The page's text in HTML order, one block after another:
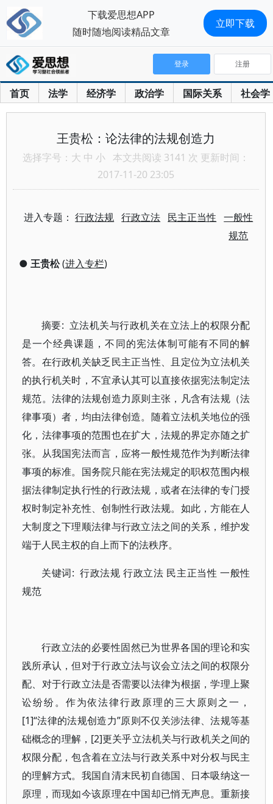
首页 法学 经济学 政治学 国际关系 社会学
登录 注册
王贵松：论法律的法规创造力
选择字号： 大 中 小 本文共阅读 3141 次 更新时间：
2017-11-20 23:05
进入专题：行政法规 行政立法 民主正当性
一般性
规范
● 王贵松(进入专栏)
摘要: 立法机关与行政机关在立法上的权限分配
是一个经典课题，不同的宪法体制可能有不同的解
答。在行政机关缺乏民主正当性、且定位为立法机关
的执行机关时，不宜承认其可以直接依据宪法制定法
规范。法律的法规创造力原则主张，凡含有法规（法
律事项）者，均由法律创造。随着立法机关地位的强
化，法律事项的范围也在扩大，法规的界定亦随之扩
张。从我国宪法而言，应将一般性规范作为判断法律
事项的标准。国务院只能在宪法规定的职权范围内根
据法律制定执行性的行政法规，或者在法律的专门授
权时制定补充性、创制性行政法规。如此，方能在人
大制度之下理顺法律与行政立法之间的关系，维护发
端于人民主权的自上而下的法秩序。
关键词: 行政法规 行政立法 民主正当性 一般性
规范
行政立法的必要性固然已为世界各国的理论和实
践所承认，但对于行政立法与议会立法之间的权限分
配、对于行政立法是否需要以法律为根据，学理上聚
讼纷纷。作为依法律行政原理的三大原则之一，
[1]“法律的法规创造力”原则不仅关涉法律、法规等基
础概念的理解，[2]更关乎立法机关与行政机关之间的
权限分配，包含着在立法与行政关系中对分权与民主
的理解方式。我国自清末民初自德国、日本吸纳这一
原理，而现如今该原理在中国却已悄无声息。重新接
下载爱思想APP
随时随地阅读精品文章
立即下载